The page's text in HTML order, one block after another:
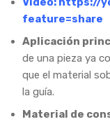
feature=share
Aplicación
de una pieza ya
que el material
la guía.
Material de